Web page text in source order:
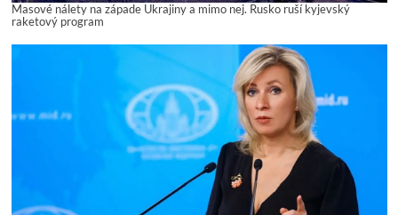
Masové nálety na západe Ukrajiny a mimo nej. Rusko ruší kyjevský
raketový program